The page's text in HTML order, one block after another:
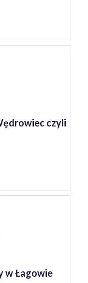
czyli
w Łagowie